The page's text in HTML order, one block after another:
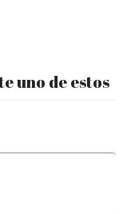
uno de estos